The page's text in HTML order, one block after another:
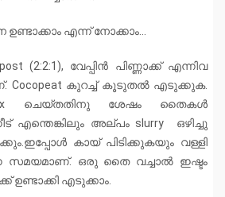
എന്ന് നോക്കാം...
(2:2:1), വേപ്പിൻ പിണ്ണാക്ക് എന്നിവ
കുറച്ച് കൂടുതൽ എടുക്കുക.
ചെയ്തതിനു ശേഷം തൈകൾ
എന്തെങ്കിലും അല്പം slurry ഒഴിച്ചു
കായ് പിടിക്കുകയും വള്ളി
ഒരു തൈ വച്ചാൽ ഇഷ്ടം
എടുക്കാം.